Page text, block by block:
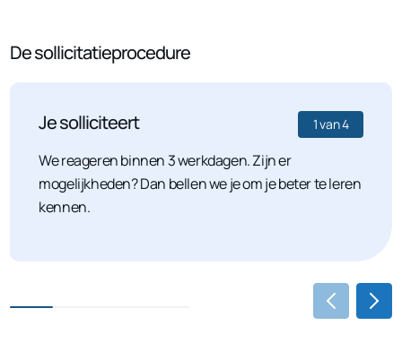
De sollicitatieprocedure
Je solliciteert
We reageren binnen 3 werkdagen. Zijn er
mogelijkheden? Dan bellen we je om je beter te leren
kennen.
1van4